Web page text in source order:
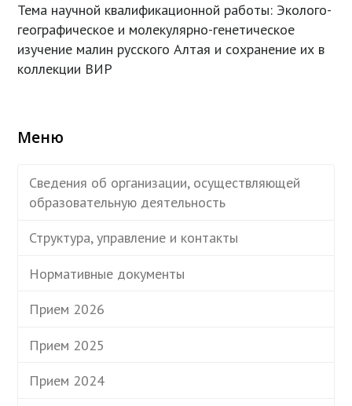
Тема научной квалификационной работы: Эколого-
географическое и молекулярно-генетическое
изучение малин русского Алтая и сохранение их в
коллекции ВИР
Меню
Сведения об организации, осуществляющей
образовательную деятельность
Структура, управление и контакты
Нормативные документы
Прием 2026
Прием 2025
Прием 2024